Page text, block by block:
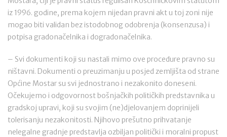
iz 1996. godine, prema kojem nijedan pravni akt u toj zoni nije
mogao biti validan bez istodobnog odobrenja (konsenzusa) i
potpisa gradonačelnika i dogradonačelnika.
– Svi dokumenti koji su nastali mimo ove procedure pravno su
ništavni. Dokumenti o preuzimanju u posjed zemljišta od strane
Općine Mostar su svi jednostrano i nezakonito doneseni.
Očekujemo i odgovornost bošnjačkih političkih predstavnika u
gradskoj upravi, koji su svojim (ne)djelovanjem doprinijeli
tolerisanju nezakonitosti. Njihovo prešutno prihvatanje
nelegalne gradnje predstavlja ozbiljan politički i moralni propust